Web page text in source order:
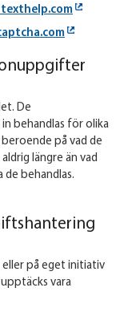
De
behandlas för olika
på vad de
längre än vad
behandlas.
på eget initiativ
vara